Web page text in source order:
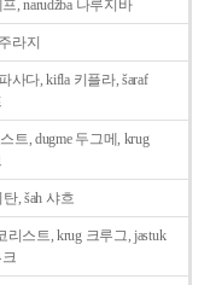
프, narudžba 나루지바
라지
사다, kifla 키플라, šaraf
트, dugme 두그메, krug
탄, šah 샤흐
리스트, krug 크루그, jastuk